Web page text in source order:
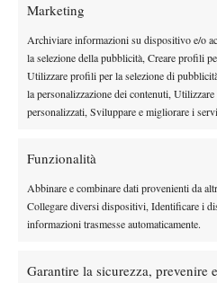
Marketing
Archiviare informazioni su dispositivo e/o
la selezione della pubblicità, Creare profili
Utilizzare profili per la selezione di
la personalizzazione dei contenuti,
personalizzati, Sviluppare e migliorare i
Funzionalità
Abbinare e combinare dati provenienti da
Collegare diversi dispositivi, Identificare i
informazioni trasmesse automaticamente.
Garantire la sicurezza, prevenire